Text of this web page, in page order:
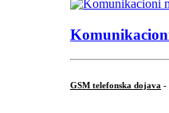
GSM telefonska dojava -